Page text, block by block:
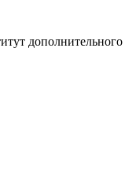
дополнительного